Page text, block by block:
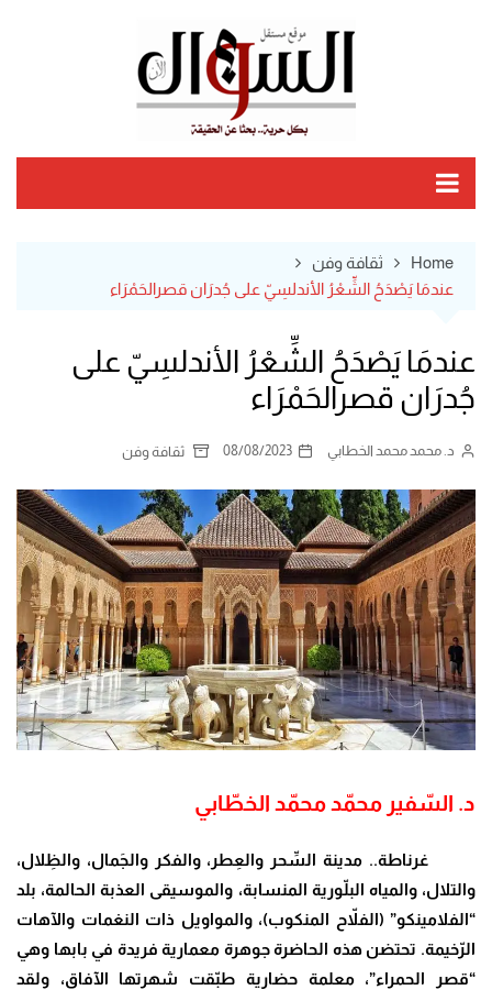
Home
ثقافة وفن
عندمَا يَصْدَحُ الشِّعْرُ الأندلسِيّ على جُدرَان قصرالحَمْرَاء
عندمَا يَصْدَحُ الشِّعْرُ الأندلسِيّ على
جُدرَان قصرالحَمْرَاء
د. محمد محمد الخطابي 08/08/2023 ثقافة وفن
د. السّفير محمّد محمّد الخطّابي
غرناطة.. مدينة السِّحر والعِطر، والفكر والجَمال، والظِلال،
والتلال، والمياه البلّورية المنسابة، والموسيقى العذبة الحالمة، بلد
“الفلامينكو” (الفلاّح المنكوب)، والمواويل ذات النغمات والآهات
الرّخيمة. تحتضن هذه الحاضرة جوهرة معمارية فريدة في بابها وهي
“قصر الحمراء”، معلمة حضارية طبّقت شهرتها الآفاق، ولقد